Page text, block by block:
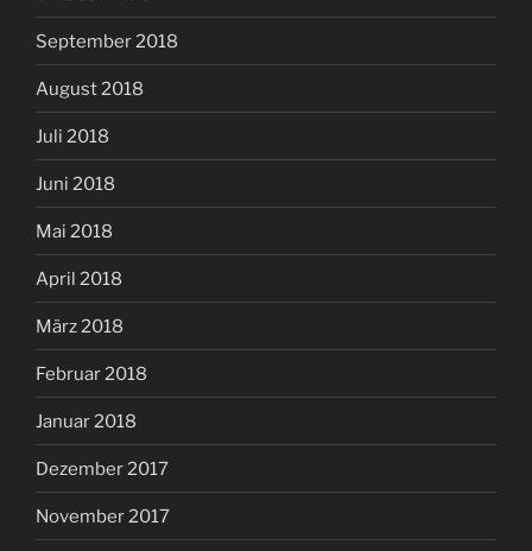
September 2018
August 2018
Juli 2018
Juni 2018
Mai 2018
April 2018
März 2018
Februar 2018
Januar 2018
Dezember 2017
November 2017